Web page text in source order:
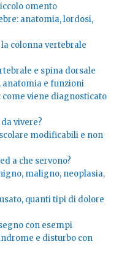
omento
anatomia, lordosi,
colonna vertebrale
e spina dorsale
anatomia e funzioni
come viene diagnosticato
vivere?
modificabili e non
a che servono?
maligno, neoplasia,
quanti tipi di dolore
con esempi
e disturbo con